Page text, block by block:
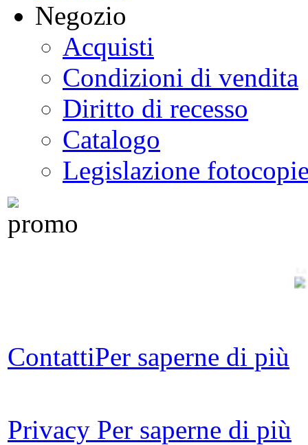
Negozio
Acquisti
Condizioni di vendita
Diritto di recesso
Catalogo
Legislazione
ContattiPer saperne di più
Privacy Per saperne di più